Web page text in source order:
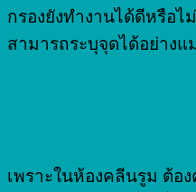
กรองยังทำงานได้ดีหรือไ
สามารถระบุจุดได้อย่างแ
เพราะในห้องคลีนรูม ต้